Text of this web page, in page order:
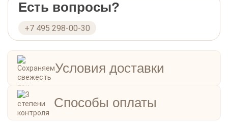
«РыбоедовЪ» с быстрой доставкой по Москве и
Подмосковью. Цены и качество товаров Вас приятно
Есть вопросы?
+7 495 298-00-30
Условия доставки
Способы оплаты